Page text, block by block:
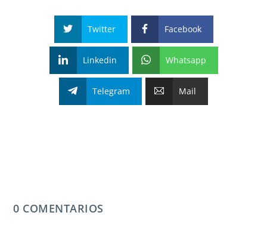
Twitter Facebook
Linkedin Whatsapp
Telegram Mail
0 COMENTARIOS